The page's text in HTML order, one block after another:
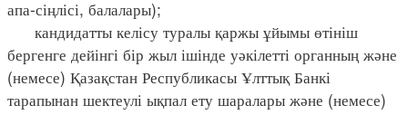
апа-сіңлісі, балалары);
кандидатты келісу туралы қаржы ұйымы өтініш
бергенге дейінгі бір жыл ішінде уәкілетті органның және
(немесе) Қазақстан Республикасы Ұлттық Банкі
тарапынан шектеулі ықпал ету шаралары және (немесе)